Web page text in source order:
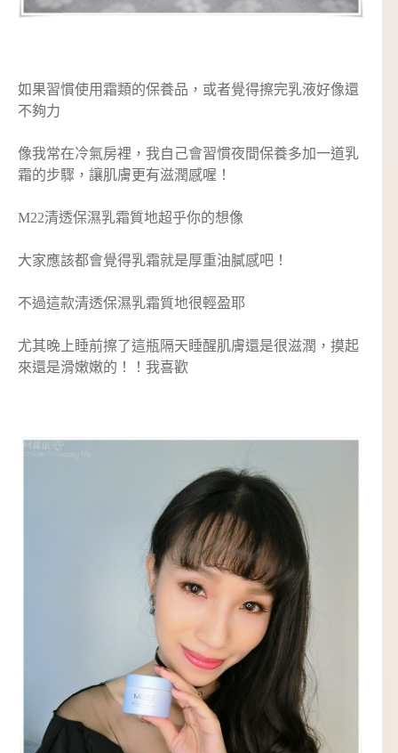
如果習慣使用霜類的保養品，或者覺得擦完乳液好像還
不夠力
像我常在冷氣房裡，我自己會習慣夜間保養多加一道乳
霜的步驟，讓肌膚更有滋潤感喔！
M22清透保濕乳霜質地超乎你的想像
大家應該都會覺得乳霜就是厚重油膩感吧！
不過這款清透保濕乳霜質地很輕盈耶
尤其晚上睡前擦了這瓶隔天睡醒肌膚還是很滋潤，摸起
來還是滑嫩嫩的！！我喜歡